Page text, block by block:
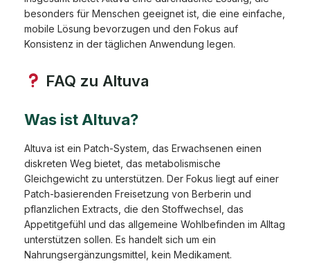
besonders für Menschen geeignet ist, die eine einfache,
mobile Lösung bevorzugen und den Fokus auf
Konsistenz in der täglichen Anwendung legen.
FAQ zu Altuva
Was ist Altuva?
Altuva ist ein Patch-System, das Erwachsenen einen
diskreten Weg bietet, das metabolismische
Gleichgewicht zu unterstützen. Der Fokus liegt auf einer
Patch-basierenden Freisetzung von Berberin und
pflanzlichen Extracts, die den Stoffwechsel, das
Appetitgefühl und das allgemeine Wohlbefinden im Alltag
unterstützen sollen. Es handelt sich um ein
Nahrungsergänzungsmittel, kein Medikament.